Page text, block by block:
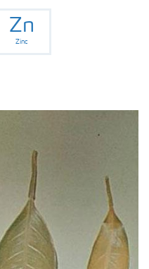
Zn
Zinc